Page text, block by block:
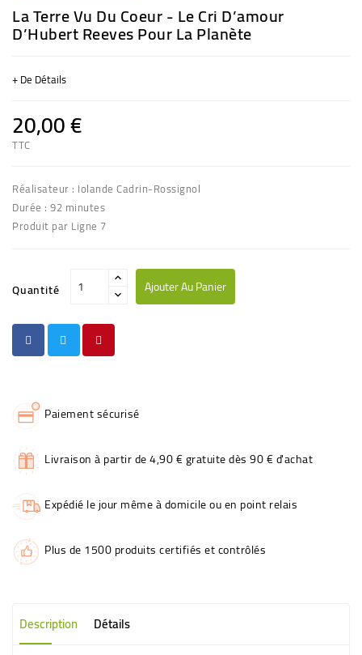
La Terre Vu Du Coeur - Le Cri D’amour
D’Hubert Reeves Pour La Planète
+ De Détails
20,00 €
TTC
Réalisateur : Iolande Cadrin-Rossignol
Durée : 92 minutes
Produit par Ligne 7
Quantité Ajouter Au Panier
Paiement sécurisé
Livraison à partir de 4,90 € gratuite dès 90 € d'achat
Expédié le jour même à domicile ou en point relais
Plus de 1500 produits certifiés et contrôlés
Description Détails